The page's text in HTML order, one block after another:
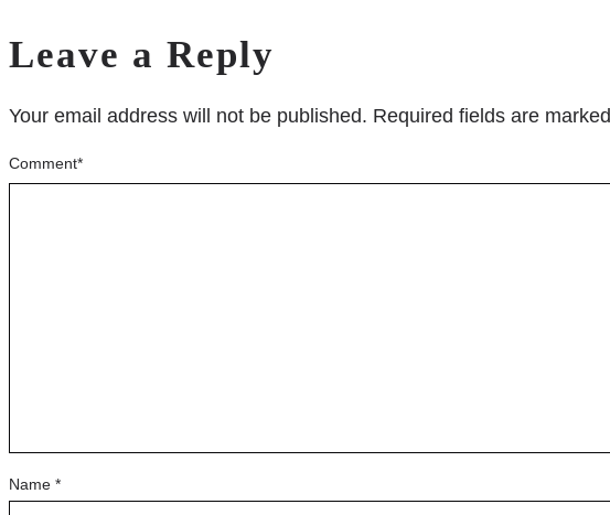
Leave a Reply
Your email address will not be published. Required fields are marked
Comment*
Name *